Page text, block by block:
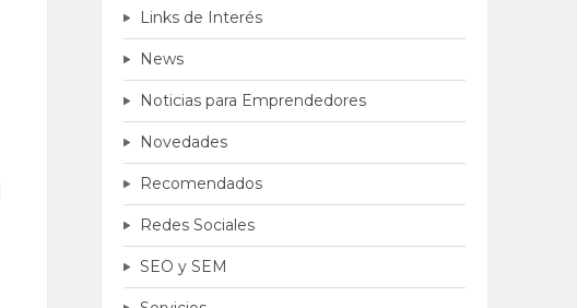
Links de Interés
News
Noticias para Emprendedores
Novedades
Recomendados
Redes Sociales
SEO y SEM